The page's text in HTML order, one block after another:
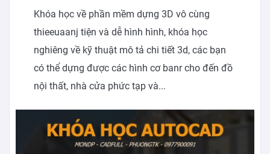
Khóa học về phần mềm dựng 3D vô cùng
thieeuaanj tiện và dễ hình hình, khóa học
nghiêng về kỹ thuật mô tả chi tiết 3d, các bạn
có thể dựng được các hình cơ banr cho đến đồ
nội thất, nhà cửa phức tạp và...